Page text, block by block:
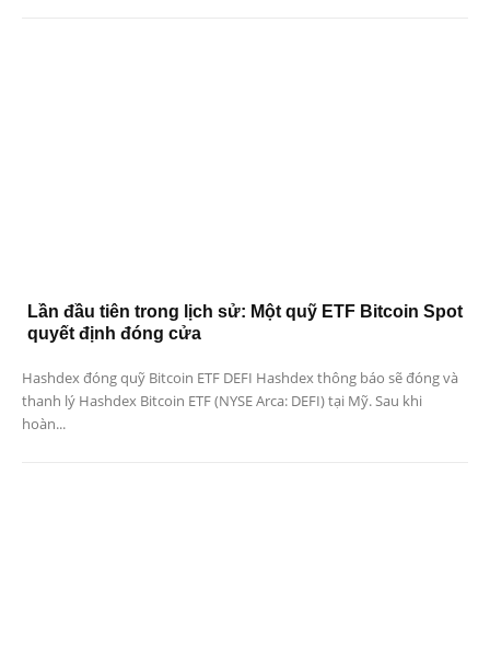
Lần đầu tiên trong lịch sử: Một quỹ ETF Bitcoin Spot
quyết định đóng cửa
Hashdex đóng quỹ Bitcoin ETF DEFI Hashdex thông báo sẽ đóng và
thanh lý Hashdex Bitcoin ETF (NYSE Arca: DEFI) tại Mỹ. Sau khi
hoàn...